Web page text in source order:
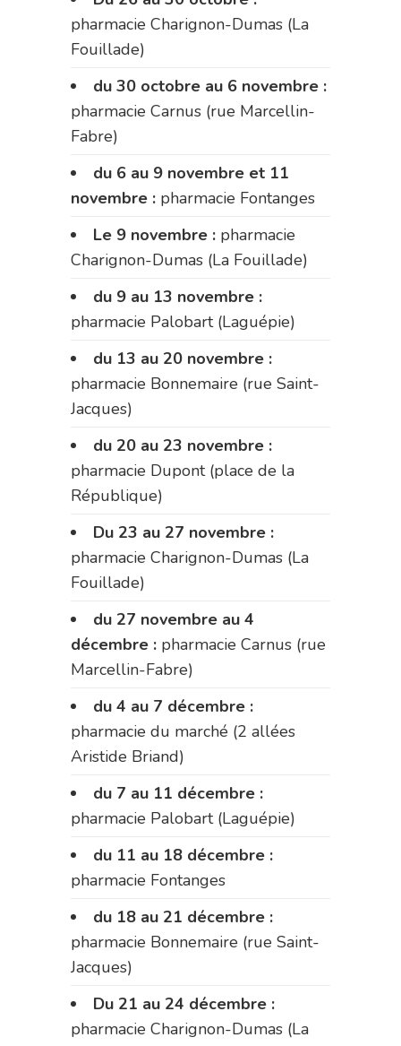
pharmacie Charignon-Dumas (La
Fouillade)
du 30 octobre au 6 novembre :
pharmacie Carnus (rue Marcellin-
Fabre)
du 6 au 9 novembre et 11
novembre : pharmacie Fontanges
Le 9 novembre : pharmacie
Charignon-Dumas (La Fouillade)
du 9 au 13 novembre :
pharmacie Palobart (Laguépie)
du 13 au 20 novembre :
pharmacie Bonnemaire (rue Saint-
Jacques)
du 20 au 23 novembre :
pharmacie Dupont (place de la
République)
Du 23 au 27 novembre :
pharmacie Charignon-Dumas (La
Fouillade)
du 27 novembre au 4
décembre : pharmacie Carnus (rue
Marcellin-Fabre)
du 4 au 7 décembre :
pharmacie du marché (2 allées
Aristide Briand)
du 7 au 11 décembre :
pharmacie Palobart (Laguépie)
du 11 au 18 décembre :
pharmacie Fontanges
du 18 au 21 décembre :
pharmacie Bonnemaire (rue Saint-
Jacques)
Du 21 au 24 décembre :
pharmacie Charignon-Dumas (La